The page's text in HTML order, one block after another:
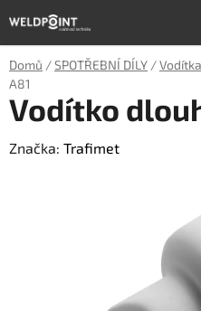
na
obsah
Domů /SPOTŘEBNÍ DÍLY /
A81
Vodítko
Značka: Trafimet